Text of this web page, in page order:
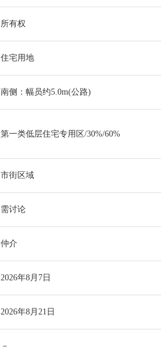
所有权
住宅用地
南侧：幅员约5.0m(公路)
第一类低层住宅专用区/30%/60%
市街区域
需讨论
仲介
2026年8月7日
2026年8月21日
－